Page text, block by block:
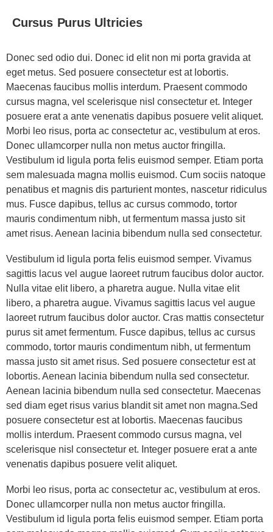
Cursus Purus Ultricies
Donec sed odio dui. Donec id elit non mi porta gravida at
eget metus. Sed posuere consectetur est at lobortis.
Maecenas faucibus mollis interdum. Praesent commodo
cursus magna, vel scelerisque nisl consectetur et. Integer
posuere erat a ante venenatis dapibus posuere velit aliquet.
Morbi leo risus, porta ac consectetur ac, vestibulum at eros.
Donec ullamcorper nulla non metus auctor fringilla.
Vestibulum id ligula porta felis euismod semper. Etiam porta
sem malesuada magna mollis euismod. Cum sociis natoque
penatibus et magnis dis parturient montes, nascetur ridiculus
mus. Fusce dapibus, tellus ac cursus commodo, tortor
mauris condimentum nibh, ut fermentum massa justo sit
amet risus. Aenean lacinia bibendum nulla sed consectetur.
Vestibulum id ligula porta felis euismod semper. Vivamus
sagittis lacus vel augue laoreet rutrum faucibus dolor auctor.
Nulla vitae elit libero, a pharetra augue. Nulla vitae elit
libero, a pharetra augue. Vivamus sagittis lacus vel augue
laoreet rutrum faucibus dolor auctor. Cras mattis consectetur
purus sit amet fermentum. Fusce dapibus, tellus ac cursus
commodo, tortor mauris condimentum nibh, ut fermentum
massa justo sit amet risus. Sed posuere consectetur est at
lobortis. Aenean lacinia bibendum nulla sed consectetur.
Aenean lacinia bibendum nulla sed consectetur. Maecenas
sed diam eget risus varius blandit sit amet non magna.Sed
posuere consectetur est at lobortis. Maecenas faucibus
mollis interdum. Praesent commodo cursus magna, vel
scelerisque nisl consectetur et. Integer posuere erat a ante
venenatis dapibus posuere velit aliquet.
Morbi leo risus, porta ac consectetur ac, vestibulum at eros.
Donec ullamcorper nulla non metus auctor fringilla.
Vestibulum id ligula porta felis euismod semper. Etiam porta